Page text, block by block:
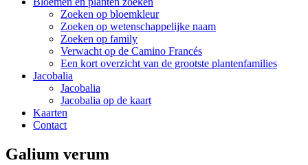
Zoeken op bloemkleur
Zoeken op wetenschappelijke naam
Zoeken op family
Verwacht op de Camino Francés
Een kort overzicht van de grootste plantenfamilies
Jacobalia
Jacobalia
Jacobalia op de kaart
Kaarten
Contact
Galium verum